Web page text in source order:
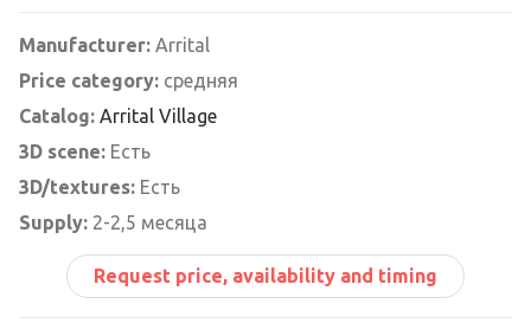
Manufacturer: Arrital
Price category: средняя
Catalog: Arrital Village
3D scene: Есть
3D/textures: Есть
Supply: 2-2,5 месяца
Request price, availability and timing